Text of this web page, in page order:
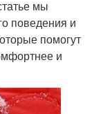
мы
поведения и
помогут
и